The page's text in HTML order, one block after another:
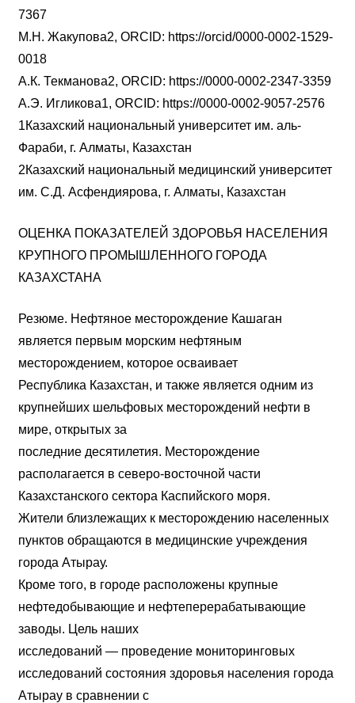
7367
М.Н. Жакупова2, ORCID: https://orcid/0000-0002-1529-
0018
А.К. Текманова2, ORCID: https://0000-0002-2347-3359
А.Э. Игликова1, ORCID: https://0000-0002-9057-2576
1Казахский национальный университет им. аль-
Фараби, г. Алматы, Казахстан
2Казахский национальный медицинский университет
им. С.Д. Асфендиярова, г. Алматы, Казахстан
ОЦЕНКА ПОКАЗАТЕЛЕЙ ЗДОРОВЬЯ НАСЕЛЕНИЯ
КРУПНОГО ПРОМЫШЛЕННОГО ГОРОДА
КАЗАХСТАНА
Резюме. Нефтяное месторождение Кашаган
является первым морским нефтяным
месторождением, которое осваивает
Республика Казахстан, и также является одним из
крупнейших шельфовых месторождений нефти в
мире, открытых за
последние десятилетия. Месторождение
располагается в северо-восточной части
Казахстанского сектора Каспийского моря.
Жители близлежащих к месторождению населенных
пунктов обращаются в медицинские учреждения
города Атырау.
Кроме того, в городе расположены крупные
нефтедобывающие и нефтеперерабатывающие
заводы. Цель наших
исследований — проведение мониторинговых
исследований состояния здоровья населения города
Атырау в сравнении с